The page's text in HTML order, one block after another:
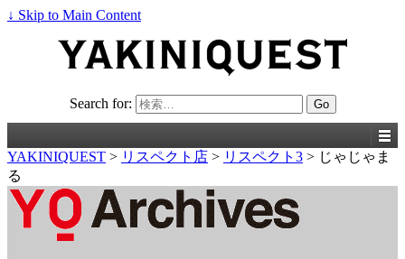
↓ Skip to Main Content
Search for:
YAKINIQUEST > リスペクト店 > リスペクト3 > じゃじゃま
る